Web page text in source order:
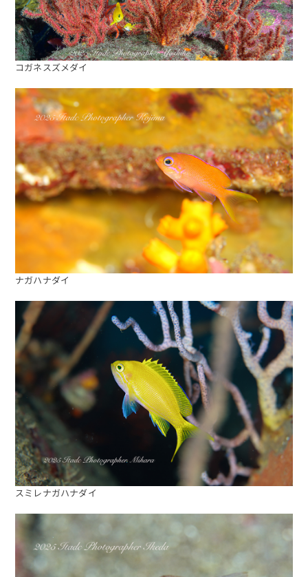
コガネスズメダイ
ナガハナダイ
スミレナガハナダイ
海況をチェック 海日記を見る
予約する